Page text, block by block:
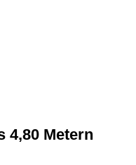
4,80 Metern